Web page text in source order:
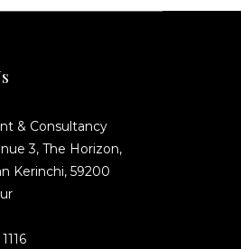
& Consultancy
3, The Horizon,
Kerinchi, 59200